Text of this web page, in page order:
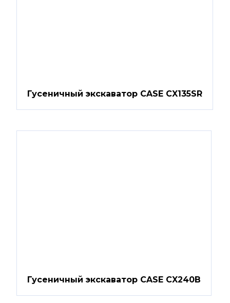
Гусеничный экскаватор CASE CX135SR
Гусеничный экскаватор CASE CX240B